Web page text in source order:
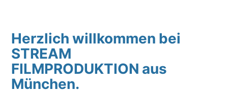
Herzlich willkommen bei
STREAM
FILMPRODUKTION aus
München.